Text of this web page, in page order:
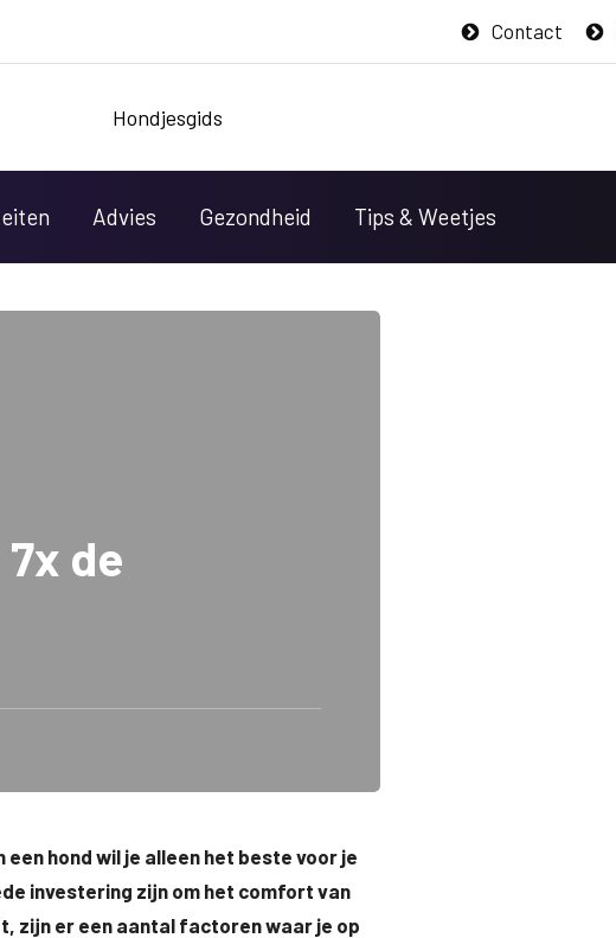
Contact
Hondjesgids
Advies Gezondheid Tips & Weetjes
de
hond wil je alleen het beste voor je
investering zijn om het comfort van
zijn er een aantal factoren waar je op